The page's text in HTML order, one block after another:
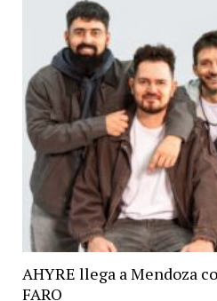
AHYRE llega a Mendoza
FARO